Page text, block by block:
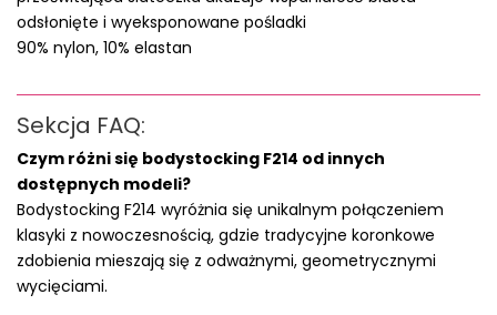
odsłonięte i wyeksponowane pośladki
90% nylon, 10% elastan
Sekcja FAQ:
Czym różni się bodystocking F214 od innych
dostępnych modeli?
Bodystocking F214 wyróżnia się unikalnym połączeniem
klasyki z nowoczesnością, gdzie tradycyjne koronkowe
zdobienia mieszają się z odważnymi, geometrycznymi
wycięciami.